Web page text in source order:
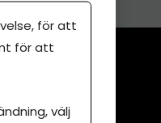
Kontakt
för att
för att
välj